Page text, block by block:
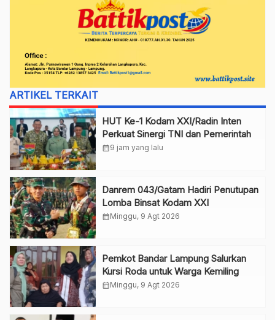
ARTIKEL TERKAIT
HUT Ke-1 Kodam XXI/Radin Inten
Perkuat Sinergi TNI dan Pemerintah
calendar_month9 jam yang lalu
Danrem 043/Gatam Hadiri Penutupan
Lomba Binsat Kodam XXI
calendar_monthMinggu, 9 Agt 2026
Pemkot Bandar Lampung Salurkan
Kursi Roda untuk Warga Kemiling
calendar_monthMinggu, 9 Agt 2026